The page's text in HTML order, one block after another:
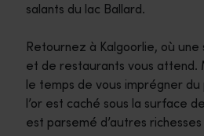
salants du lac Ballard.
Retournez à Kalgoorlie, où
et de restaurants vous attend.
le temps de vous imprégner du
l’or est caché sous la surface
est parsemé d’autres